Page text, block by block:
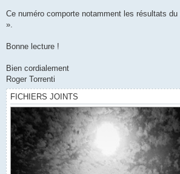
Ce numéro comporte notamment les résultats
».
Bonne lecture !
Bien cordialement
Roger Torrenti
FICHIERS JOINTS